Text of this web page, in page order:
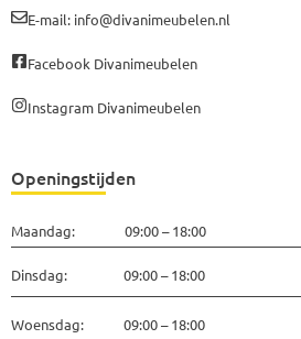
E-mail: info@divanimeubelen.nl
Facebook Divanimeubelen
Instagram Divanimeubelen
Openingstijden
Maandag: 09:00 – 18:00
Dinsdag: 09:00 – 18:00
Woensdag: 09:00 – 18:00